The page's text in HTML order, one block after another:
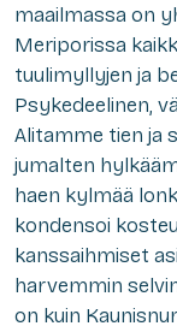
maailmassa on
Meriporissa
tuulimyllyjen ja
Psykedeelinen,
Alitamme tien ja
jumalten
haen kylmää
kondensoi
kanssaihmiset
harvemmin
on kuin